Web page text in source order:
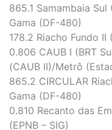
865.1 Samambaia
Gama (DF-480)
178.2 Riacho Fundo II
0.806 CAUB I (BRT
(CAUB II)/Metrô
865.2 CIRCULAR
Gama (DF-480)
0.810 Recanto das
(EPNB – SIG)